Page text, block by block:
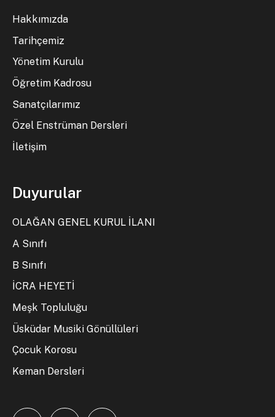
Hakkımızda
Tarihçemiz
Yönetim Kurulu
Öğretim Kadrosu
Sanatçılarımız
Özel Enstrüman Dersleri
İletişim
Duyurular
OLAĞAN GENEL KURUL İLANI
A Sınıfı
B Sınıfı
İCRA HEYETİ
Meşk Topluluğu
Üsküdar Musiki Gönüllüleri
Çocuk Korosu
Keman Dersleri